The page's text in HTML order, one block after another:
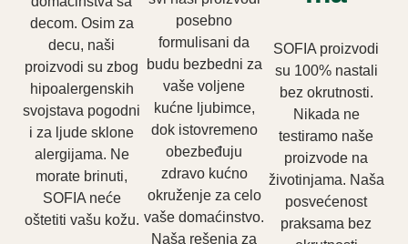
decom. Osim za
decu, naši
proizvodi su zbog
hipoalergenskih
svojstava pogodni
i za ljude sklone
alergijama. Ne
morate brinuti,
SOFIA neće
oštetiti vašu kožu.
posebno
formulisani da
budu bezbedni za
vaše voljene
kućne ljubimce,
dok istovremeno
obezbeđuju
zdravo kućno
okruženje za celo
vaše domaćinstvo.
Naša rešenja za
SOFIA proizvodi
su 100% nastali
bez okrutnosti.
Nikada ne
testiramo naše
proizvode na
životinjama. Naša
posvećenost
praksama bez